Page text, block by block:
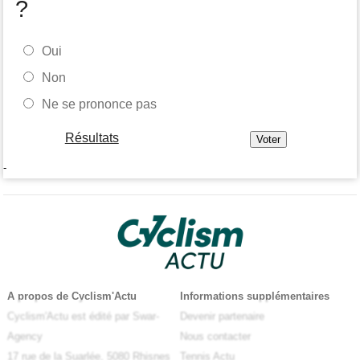
?
Oui
Non
Ne se prononce pas
Résultats
-
A propos de Cyclism'Actu
Cyclism'Actu est édité par Swar-
Agency
17 rue de la Suarlée, 5080 Rhisnes
Informations supplémentaires
Devenir partenaire
Nous contacter
Tennis Actu